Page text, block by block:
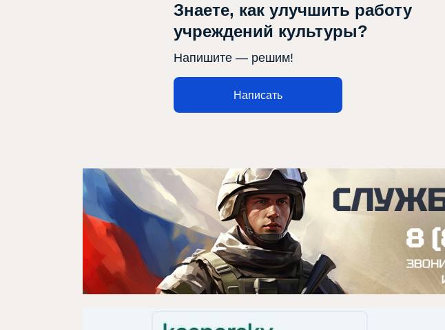
Новости
Репертуар
Проекты
Медиа
Контакты
Знаете, как улучшить работу
учреждений культуры?
Напишите — решим!
Написать